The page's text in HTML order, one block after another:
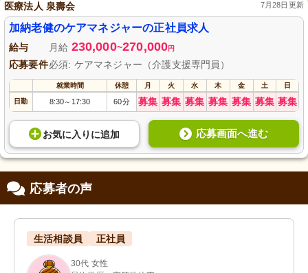
医療法人 泉壽会 7月28日更新
加納老健のケアマネジャーの正社員求人
給与 月給 230,000~270,000円
応募要件必須: ケアマネジャー（介護支援専門員）
就業時間 休憩 月 火 水 木 金 土 日
日勤 8:30～ 17:30 60分 募集 募集 募集 募集 募集 募集 募集
お気に入り に追加 応募画面へ進む
応募者の声
生活相談員 正社員
30代 女性